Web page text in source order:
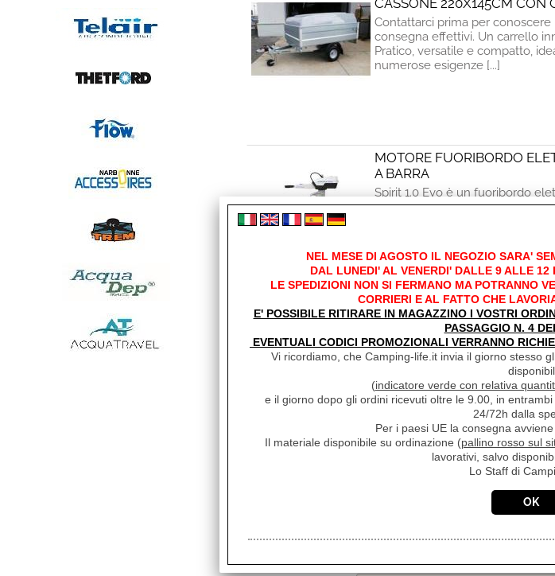
CASSONE 220X145CM CON
Contattarci prima per conoscere
consegna effettivi. Un carrello
Pratico, versatile e compatto,
numerose esigenze [...]
MOTORE FUORIBORDO
A BARRA
Spirit 1.0 Evo è un fuoribordo
3HP realizzato per gommoni,
MOTORE FUORIBORDO 4T
TELECOMANDI POWER
ARUANA 40 Affidabile, leggero
questo 3 cilindri da 747 cc
iniezione elettronica del
[...]
Ricerca
NEL MESE DI AGOSTO IL NEGOZIO SARA'
DAL LUNEDI' AL VENERDI' DALLE 9 ALLE 12
LE SPEDIZIONI NON SI FERMANO MA POTRANNO
CORRIERI E AL FATTO CHE
E' POSSIBILE RITIRARE IN MAGAZZINO I VOSTRI
PASSAGGIO N. 4
EVENTUALI CODICI PROMOZIONALI VERRANNO
Vi ricordiamo, che Camping-life.it invia il giorno stesso
(indicatore verde con relativa
e il giorno dopo gli ordini ricevuti oltre le 9.00, in
24/72h dalla
Per i paesi UE la consegna
Il materiale disponibile su ordinazione (pallino rosso sul
lavorativi, salvo
Lo Staff di